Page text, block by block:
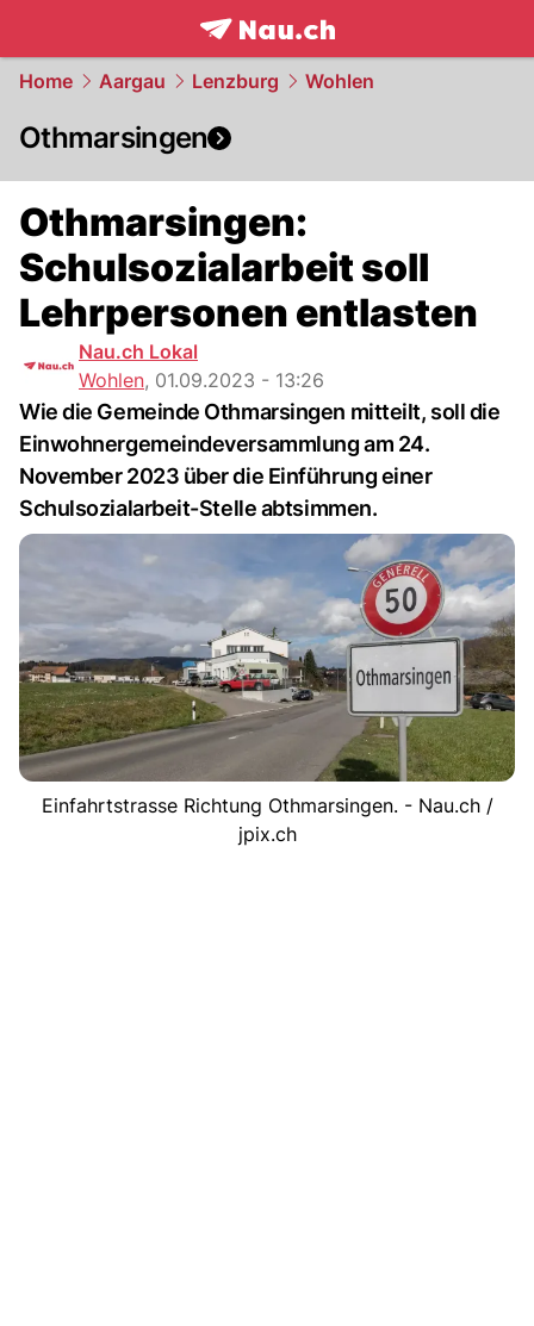
frontpage.NAU.ch
Home Aargau Lenzburg Wohlen
Othmarsingen
Othmarsingen:
Schulsozialarbeit soll
Lehrpersonen entlasten
Nau.ch Lokal
Wohlen, 01.09.2023 - 13:26
Wie die Gemeinde Othmarsingen mitteilt, soll die
Einwohnergemeindeversammlung am 24.
November 2023 über die Einführung einer
Schulsozialarbeit-Stelle abtsimmen.
Einfahrtstrasse Richtung Othmarsingen. - Nau.ch /
jpix.ch